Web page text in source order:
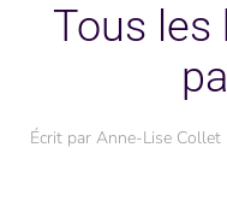
Tous les
Écrit par Anne-Lise Collet